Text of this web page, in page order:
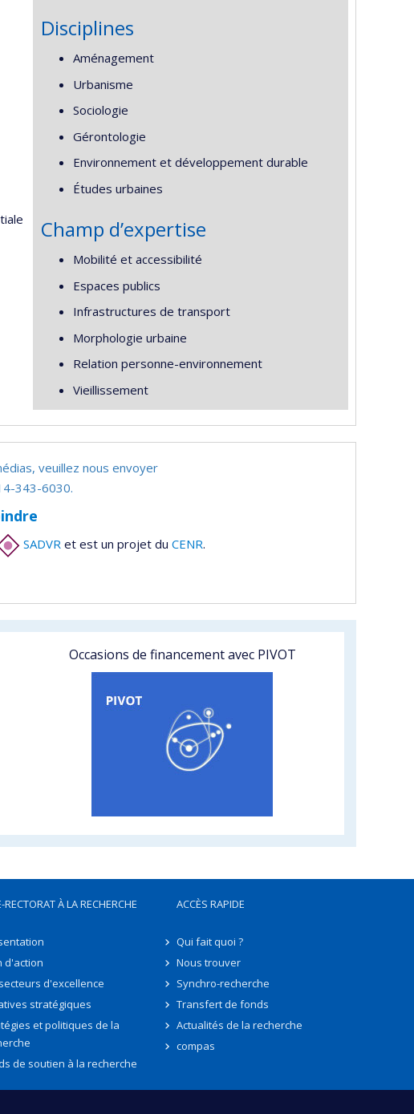
Disciplines
Aménagement
Urbanisme
Sociologie
Gérontologie
Environnement et développement durable
Études urbaines
Champ d’expertise
Mobilité et accessibilité
Espaces publics
Infrastructures de transport
Morphologie urbaine
Relation personne-environnement
Vieillissement
veuillez nous envoyer
343-6030.
SADVR et est un projet du CENR.
Occasions de financement avec PIVOT
RECTORAT À LA RECHERCHE
d'action
d'excellence
stratégiques
et politiques de la
de soutien à la recherche
ACCÈS RAPIDE
Qui fait quoi ?
Nous trouver
Synchro-recherche
Transfert de fonds
Actualités de la recherche
compas